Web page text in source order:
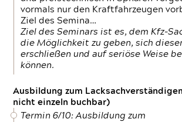
vormals nur den Kraftfahrzeugen
Ziel des Semina…
Ziel des Seminars ist es, dem Kfz-
die Möglichkeit zu geben, sich
erschließen und auf seriöse Weise
können.
Ausbildung zum
nicht einzeln buchbar)
Termin 6/10: Ausbildung zum